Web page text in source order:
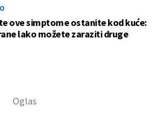
ove simptome ostanite kod kuće:
lako možete zaraziti druge